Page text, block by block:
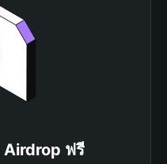
Airdrop ฟรี